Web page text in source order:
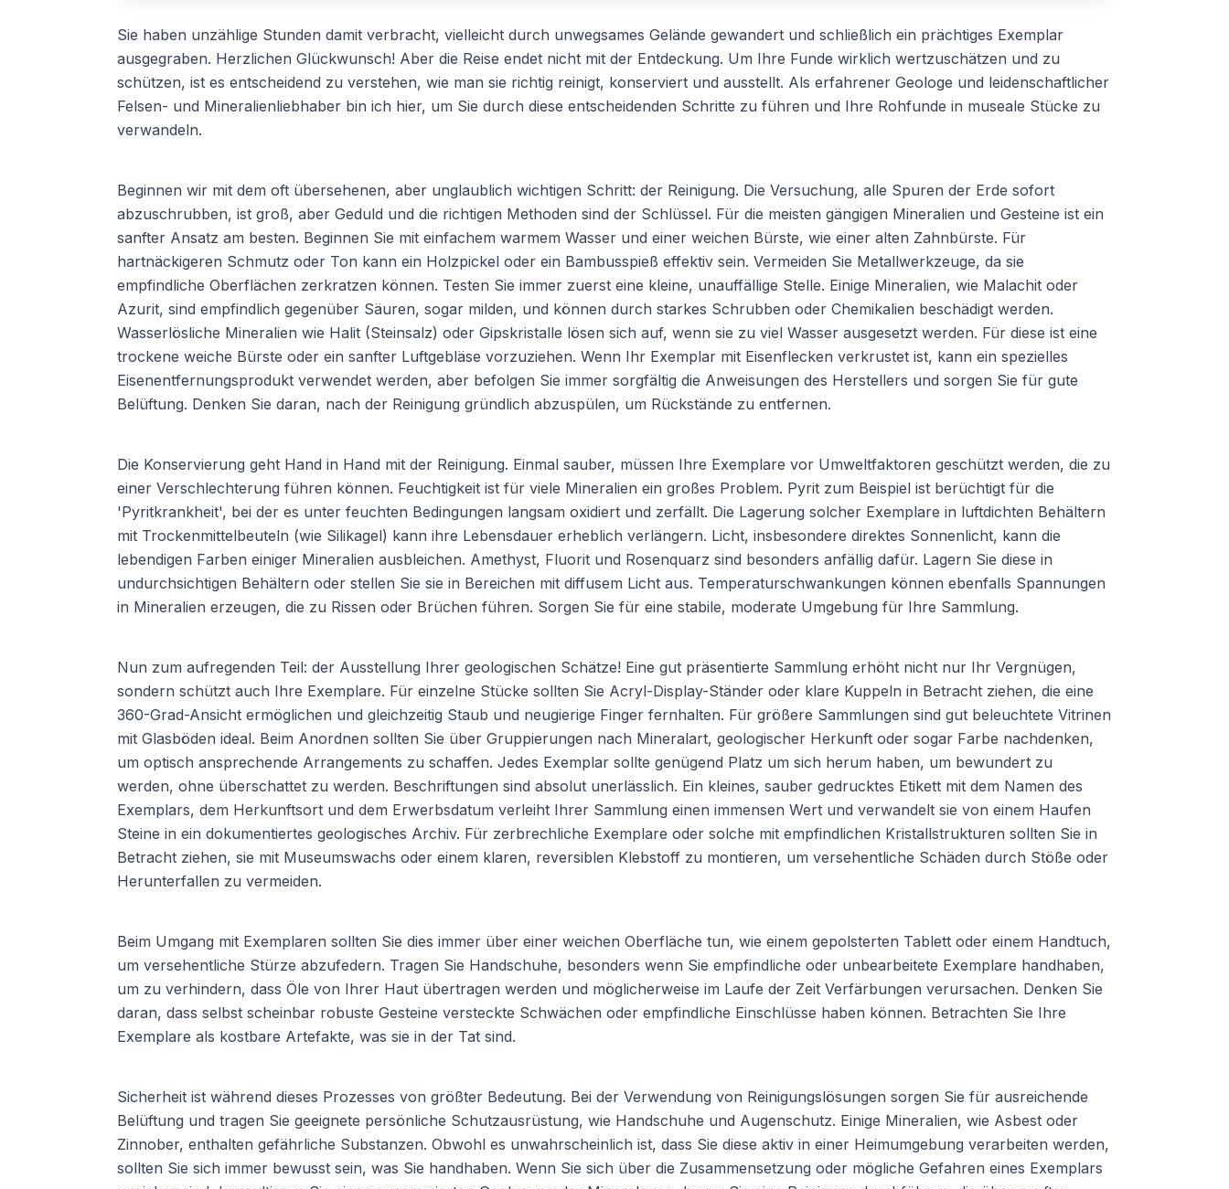
Sie haben unzählige Stunden damit verbracht, vielleicht durch unwegsames Gelände gewandert und schließlich ein prächtiges Exemplar
ausgegraben. Herzlichen Glückwunsch! Aber die Reise endet nicht mit der Entdeckung. Um Ihre Funde wirklich wertzuschätzen und zu
schützen, ist es entscheidend zu verstehen, wie man sie richtig reinigt, konserviert und ausstellt. Als erfahrener Geologe und leidenschaftlicher
Felsen- und Mineralienliebhaber bin ich hier, um Sie durch diese entscheidenden Schritte zu führen und Ihre Rohfunde in museale Stücke zu
verwandeln.
Beginnen wir mit dem oft übersehenen, aber unglaublich wichtigen Schritt: der Reinigung. Die Versuchung, alle Spuren der Erde sofort
abzuschrubben, ist groß, aber Geduld und die richtigen Methoden sind der Schlüssel. Für die meisten gängigen Mineralien und Gesteine ist ein
sanfter Ansatz am besten. Beginnen Sie mit einfachem warmem Wasser und einer weichen Bürste, wie einer alten Zahnbürste. Für
hartnäckigeren Schmutz oder Ton kann ein Holzpickel oder ein Bambusspieß effektiv sein. Vermeiden Sie Metallwerkzeuge, da sie
empfindliche Oberflächen zerkratzen können. Testen Sie immer zuerst eine kleine, unauffällige Stelle. Einige Mineralien, wie Malachit oder
Azurit, sind empfindlich gegenüber Säuren, sogar milden, und können durch starkes Schrubben oder Chemikalien beschädigt werden.
Wasserlösliche Mineralien wie Halit (Steinsalz) oder Gipskristalle lösen sich auf, wenn sie zu viel Wasser ausgesetzt werden. Für diese ist eine
trockene weiche Bürste oder ein sanfter Luftgebläse vorzuziehen. Wenn Ihr Exemplar mit Eisenflecken verkrustet ist, kann ein spezielles
Eisenentfernungsprodukt verwendet werden, aber befolgen Sie immer sorgfältig die Anweisungen des Herstellers und sorgen Sie für gute
Belüftung. Denken Sie daran, nach der Reinigung gründlich abzuspülen, um Rückstände zu entfernen.
Die Konservierung geht Hand in Hand mit der Reinigung. Einmal sauber, müssen Ihre Exemplare vor Umweltfaktoren geschützt werden, die zu
einer Verschlechterung führen können. Feuchtigkeit ist für viele Mineralien ein großes Problem. Pyrit zum Beispiel ist berüchtigt für die
'Pyritkrankheit', bei der es unter feuchten Bedingungen langsam oxidiert und zerfällt. Die Lagerung solcher Exemplare in luftdichten Behältern
mit Trockenmittelbeuteln (wie Silikagel) kann ihre Lebensdauer erheblich verlängern. Licht, insbesondere direktes Sonnenlicht, kann die
lebendigen Farben einiger Mineralien ausbleichen. Amethyst, Fluorit und Rosenquarz sind besonders anfällig dafür. Lagern Sie diese in
undurchsichtigen Behältern oder stellen Sie sie in Bereichen mit diffusem Licht aus. Temperaturschwankungen können ebenfalls Spannungen
in Mineralien erzeugen, die zu Rissen oder Brüchen führen. Sorgen Sie für eine stabile, moderate Umgebung für Ihre Sammlung.
Nun zum aufregenden Teil: der Ausstellung Ihrer geologischen Schätze! Eine gut präsentierte Sammlung erhöht nicht nur Ihr Vergnügen,
sondern schützt auch Ihre Exemplare. Für einzelne Stücke sollten Sie Acryl-Display-Ständer oder klare Kuppeln in Betracht ziehen, die eine
360-Grad-Ansicht ermöglichen und gleichzeitig Staub und neugierige Finger fernhalten. Für größere Sammlungen sind gut beleuchtete Vitrinen
mit Glasböden ideal. Beim Anordnen sollten Sie über Gruppierungen nach Mineralart, geologischer Herkunft oder sogar Farbe nachdenken,
um optisch ansprechende Arrangements zu schaffen. Jedes Exemplar sollte genügend Platz um sich herum haben, um bewundert zu
werden, ohne überschattet zu werden. Beschriftungen sind absolut unerlässlich. Ein kleines, sauber gedrucktes Etikett mit dem Namen des
Exemplars, dem Herkunftsort und dem Erwerbsdatum verleiht Ihrer Sammlung einen immensen Wert und verwandelt sie von einem Haufen
Steine in ein dokumentiertes geologisches Archiv. Für zerbrechliche Exemplare oder solche mit empfindlichen Kristallstrukturen sollten Sie in
Betracht ziehen, sie mit Museumswachs oder einem klaren, reversiblen Klebstoff zu montieren, um versehentliche Schäden durch Stöße oder
Herunterfallen zu vermeiden.
Beim Umgang mit Exemplaren sollten Sie dies immer über einer weichen Oberfläche tun, wie einem gepolsterten Tablett oder einem Handtuch,
um versehentliche Stürze abzufedern. Tragen Sie Handschuhe, besonders wenn Sie empfindliche oder unbearbeitete Exemplare handhaben,
um zu verhindern, dass Öle von Ihrer Haut übertragen werden und möglicherweise im Laufe der Zeit Verfärbungen verursachen. Denken Sie
daran, dass selbst scheinbar robuste Gesteine versteckte Schwächen oder empfindliche Einschlüsse haben können. Betrachten Sie Ihre
Exemplare als kostbare Artefakte, was sie in der Tat sind.
Sicherheit ist während dieses Prozesses von größter Bedeutung. Bei der Verwendung von Reinigungslösungen sorgen Sie für ausreichende
Belüftung und tragen Sie geeignete persönliche Schutzausrüstung, wie Handschuhe und Augenschutz. Einige Mineralien, wie Asbest oder
Zinnober, enthalten gefährliche Substanzen. Obwohl es unwahrscheinlich ist, dass Sie diese aktiv in einer Heimumgebung verarbeiten werden,
sollten Sie sich immer bewusst sein, was Sie handhaben. Wenn Sie sich über die Zusammensetzung oder mögliche Gefahren eines Exemplars